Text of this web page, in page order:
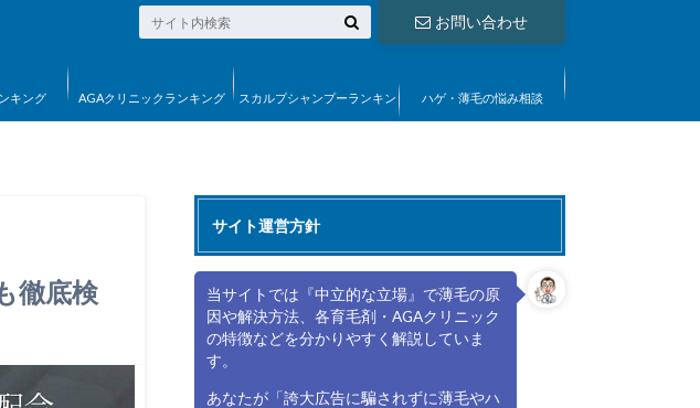
お問い合わせ
キング AGAクリニックランキング スカルプシャンプーランキン ハゲ・薄毛の悩み相談
徹底検
サイト運営方針
当サイトでは『中立的な立場』で薄毛の原
因や解決方法、各育毛剤・AGAクリニック
の特徴などを分かりやすく解説していま
す。
あなたが「誇大広告に騙されずに薄毛やハ